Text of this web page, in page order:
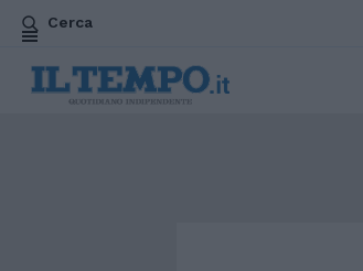
Cerca